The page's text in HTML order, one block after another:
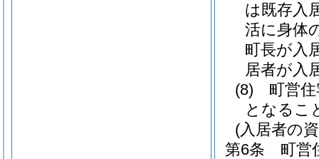
は既存入
活に身体
町長が入
居者が入
(8)
町営
となるこ
(入居者の
第6条
町営